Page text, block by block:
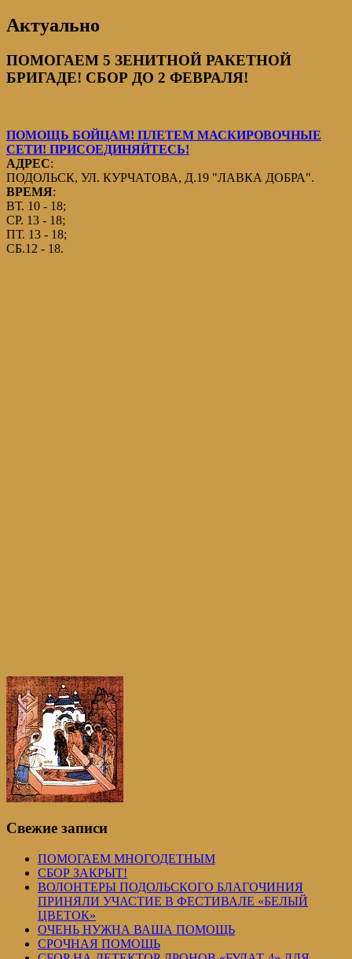
Актуально
ПОМОГАЕМ 5 ЗЕНИТНОЙ РАКЕТНОЙ
БРИГАДЕ! СБОР ДО 2 ФЕВРАЛЯ!
ПОМОЩЬ БОЙЦАМ! ПЛЕТЕМ МАСКИРОВОЧНЫЕ
СЕТИ! ПРИСОЕДИНЯЙТЕСЬ!
АДРЕС:
ПОДОЛЬСК, УЛ. КУРЧАТОВА, Д.19 "ЛАВКА ДОБРА".
ВРЕМЯ:
ВТ. 10 - 18;
СР. 13 - 18;
ПТ. 13 - 18;
СБ.12 - 18.
Свежие записи
ПОМОГАЕМ МНОГОДЕТНЫМ
СБОР ЗАКРЫТ!
ВОЛОНТЕРЫ ПОДОЛЬСКОГО БЛАГОЧИНИЯ
ПРИНЯЛИ УЧАСТИЕ В ФЕСТИВАЛЕ «БЕЛЫЙ
ЦВЕТОК»
ОЧЕНЬ НУЖНА ВАША ПОМОЩЬ
СРОЧНАЯ ПОМОЩЬ